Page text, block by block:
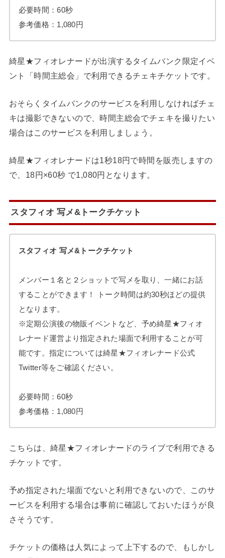
必要時間：60秒
参考価格：1,080円
綺星★フィオレナードが出演するタイムバンク限定イベ
ント「時間主総会」で利用できるチェキチケットです。
おそらくタイムバンクのサービスを利用しなければチェ
キは撮影できないので、時間主総会でチェキを撮りたい
場合はこのサービスを利用しましょう。
綺星★フィオレナードは1秒18円で時間を販売しますの
で、18円×60秒 で1,080円となります。
スタフィオ 写メ&トークチケット
スタフィオ 写メ&トークチケット
メンバー１名と２ショットで写メを取り、一緒にお話
することができます！ トーク時間は約30秒ほどの提供
となります。
※定期公演後の物販イベントなど、予め綺星★フィオ
レナード運営より指定された場面で利用することが可
能です。指定については綺星★フィオレナード公式
Twitter等をご確認ください。
必要時間：60秒
参考価格：1,080円
こちらは、綺星★フィオレナードのライブで利用できる
チケットです。
予め指定された場面でないと利用できないので、このサ
ービスを利用する場合は事前に確認しておいたほうが良
さそうです。
チケットの価格は人気によって上下するので、もしかし